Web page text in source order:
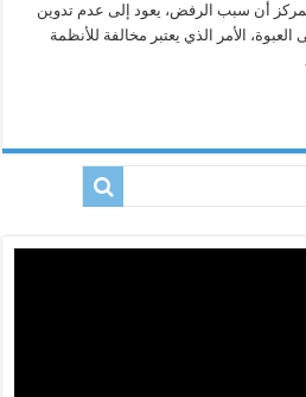
أن سبب الرفض، يعود إلى عدم تدوين
الأمر الذي يعتبر مخالفة للأنظمة